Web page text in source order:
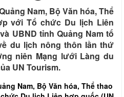
Nam, Bộ Văn hóa, Thể
với Tổ chức Du lịch Liên
UBND tỉnh Quảng Nam tổ
du lịch nông thôn lần thứ
niên Mạng lưới Làng du
UN Tourism.
Nam, Bộ Văn hóa, Thể thao